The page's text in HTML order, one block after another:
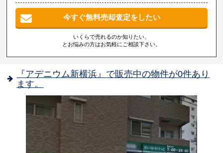
今すぐ無料売却査定をしたい
いくらで売れるのか知りたい、
とお悩みの方はお気軽にご相談下さい。
『アデニウム新横浜』で販売中の物件が0件あり
ます。